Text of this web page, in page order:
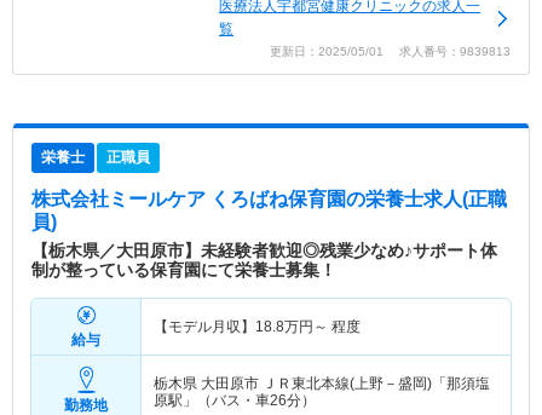
医療法人宇都宮健康クリニックの求人一
覧
更新日：2025/05/01 求人番号：9839813
栄養士 正職員
株式会社ミールケア くろばね保育園の栄養士求人(正職
員)
【栃木県／大田原市】未経験者歓迎◎残業少なめ♪サポート体
制が整っている保育園にて栄養士募集！
給与
【モデル月収】 18.8万円～ 程度
勤務地
栃木県 大田原市 ＪＲ東北本線(上野－盛岡)「那須塩
原駅」（バス・車26分）